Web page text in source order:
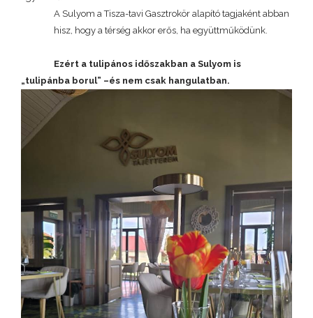
A Sulyom a Tisza-tavi Gasztrokör alapító tagjaként abban
hisz, hogy a térség akkor erős, ha együttműködünk.
Ezért a tulipános időszakban a Sulyom is
„tulipánba borul” –és nem csak hangulatban.